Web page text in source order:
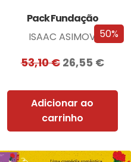
50%
Pack Fundação
ISAAC ASIMOV
53,10€ 26,55 €
Adicionar ao
carrinho